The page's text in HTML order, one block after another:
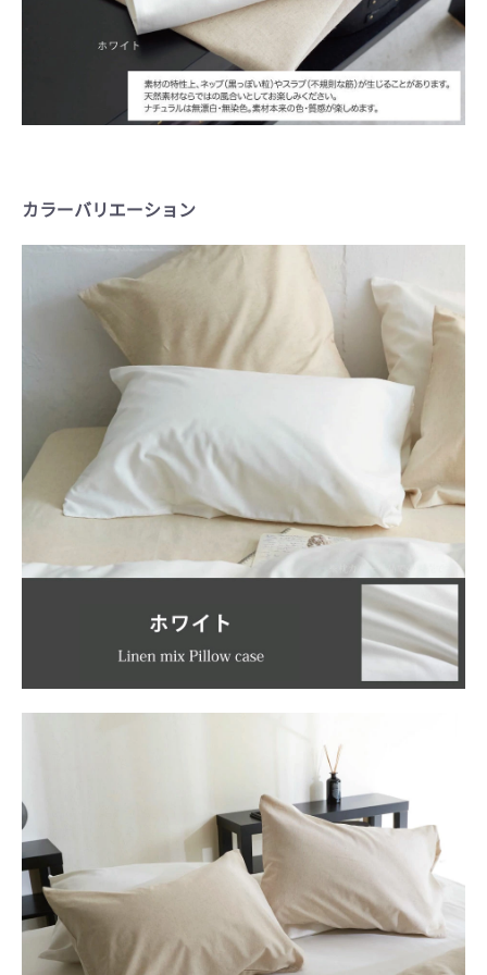
カラーバリエーション